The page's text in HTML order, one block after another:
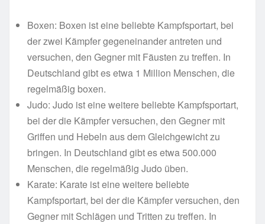
Boxen: Boxen ist eine beliebte Kampfsportart, bei
der zwei Kämpfer gegeneinander antreten und
versuchen, den Gegner mit Fäusten zu treffen. In
Deutschland gibt es etwa 1 Million Menschen, die
regelmäßig boxen.
Judo: Judo ist eine weitere beliebte Kampfsportart,
bei der die Kämpfer versuchen, den Gegner mit
Griffen und Hebeln aus dem Gleichgewicht zu
bringen. In Deutschland gibt es etwa 500.000
Menschen, die regelmäßig Judo üben.
Karate: Karate ist eine weitere beliebte
Kampfsportart, bei der die Kämpfer versuchen, den
Gegner mit Schlägen und Tritten zu treffen. In